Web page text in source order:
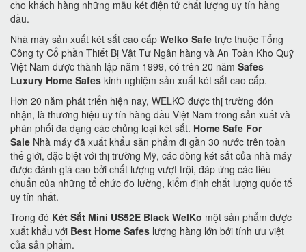
cho khách hàng những mẫu két điện tử chất lượng uy tín hàng
đầu.
Nhà máy sản xuất két sắt cao cấp Welko Safe trực thuộc Tổng
Công ty Cổ phần Thiết Bị Vật Tư Ngân hàng và An Toàn Kho Quỹ
Việt Nam được thành lập năm 1999, có trên 20 năm Safes
Luxury Home Safes kinh nghiệm sản xuất két sắt cao cấp.
Hơn 20 năm phát triển hiện nay, WELKO được thị trường đón
nhận, là thương hiệu uy tín hàng đầu Việt Nam trong sản xuất và
phân phối đa dạng các chủng loại két sắt. Home Safe For
Sale Nhà máy đã xuất khẩu sản phẩm đi gần 30 nước trên toàn
thế giới, đặc biệt với thị trường Mỹ, các dòng két sắt của nhà máy
được đánh giá cao bởi chất lượng vượt trội, đáp ứng các tiêu
chuẩn của những tổ chức đo lường, kiểm định chất lượng quốc tế
uy tín nhất.
Trong đó Két Sắt Mini US52E Black WelKo một sản phẩm được
xuất khẩu với Best Home Safes lượng hàng lớn bởi tính ưu việt
của sản phẩm.